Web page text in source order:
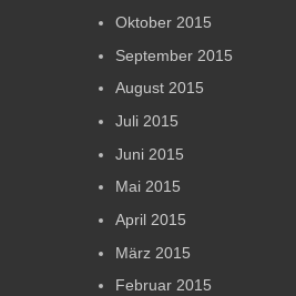
Oktober 2015
September 2015
August 2015
Juli 2015
Juni 2015
Mai 2015
April 2015
März 2015
Februar 2015